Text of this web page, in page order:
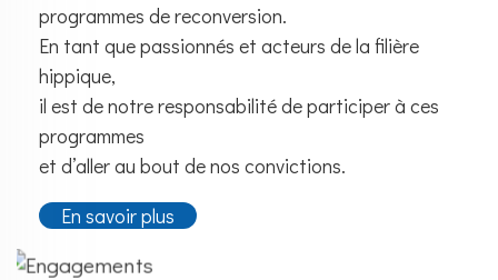
programmes de reconversion.
En tant que passionnés et acteurs de la filière
hippique,
il est de notre responsabilité de participer à ces
programmes
et d’aller au bout de nos convictions.
En savoir plus